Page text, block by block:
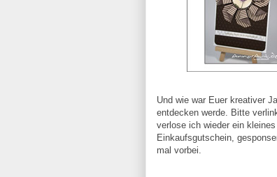
Und wie war Euer kreativer
entdecken werde. Bitte
verlose ich wieder ein
Einkaufsgutschein,
mal vorbei.